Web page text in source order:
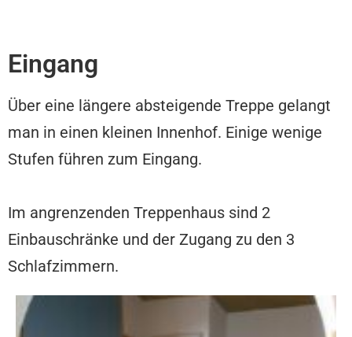
Eingang
Über eine längere absteigende Treppe gelangt
man in einen kleinen Innenhof. Einige wenige
Stufen führen zum Eingang.
Im angrenzenden Treppenhaus sind 2
Einbauschränke und der Zugang zu den 3
Schlafzimmern.